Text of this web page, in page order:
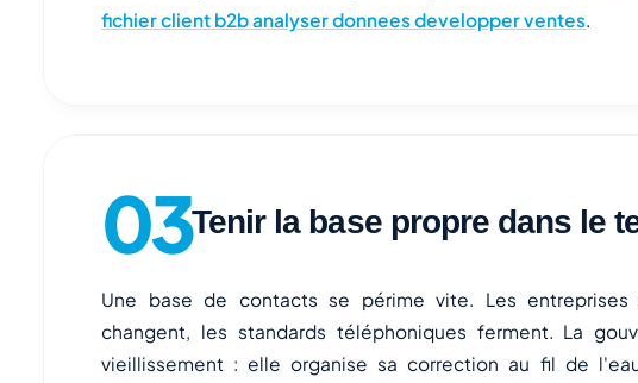
fichier client b2b analyser donnees developper ventes.
Tenir la base propre dans le
Une base de contacts se périme vite. Les entreprises
changent, les standards téléphoniques ferment. La
vieillissement : elle organise sa correction au fil de